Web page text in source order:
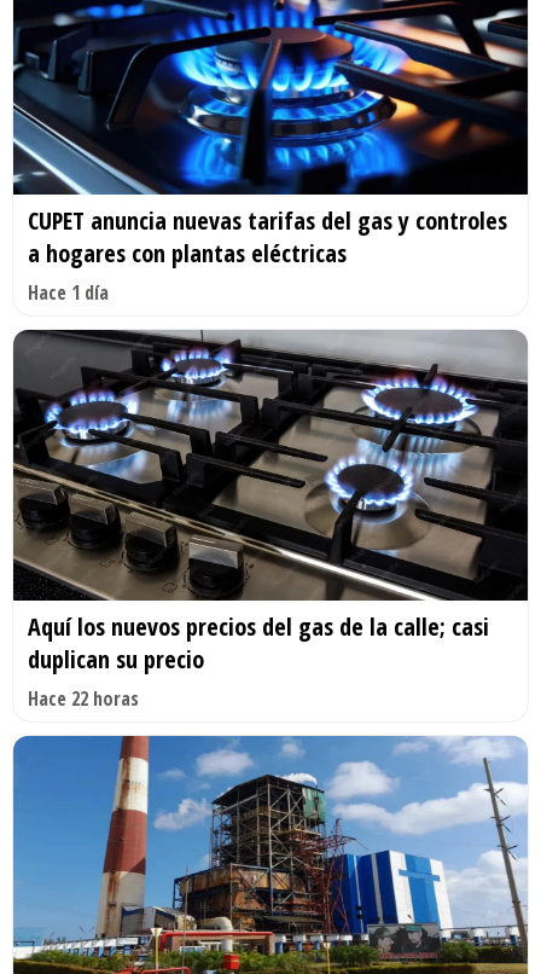
CUPET anuncia nuevas tarifas del gas y controles
a hogares con plantas eléctricas
Hace 1 día
Aquí los nuevos precios del gas de la calle; casi
duplican su precio
Hace 22 horas